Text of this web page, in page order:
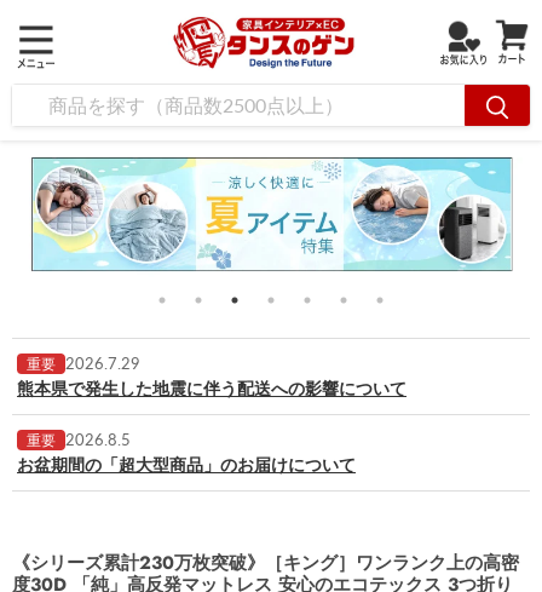
重要 2026.7.29
熊本県で発生した地震に伴う配送への影響について
重要 2026.8.5
お盆期間の「超大型商品」のお届けについて
《シリーズ累計230万枚突破》［キング］ワンランク上の高密
度30D 「純」高反発マットレス 安心のエコテックス 3つ折り